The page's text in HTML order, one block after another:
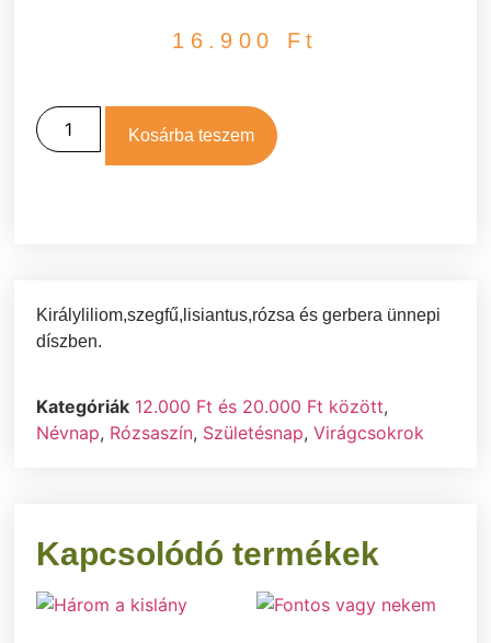
16.900 Ft
Kosárba teszem
Királyliliom,szegfű,lisiantus,rózsa és gerbera ünnepi
díszben.
Kategóriák 12.000 Ft és 20.000 Ft között,
Névnap, Rózsaszín, Születésnap,Virágcsokrok
Kapcsolódó termékek